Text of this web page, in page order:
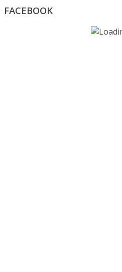
FACEBOOK